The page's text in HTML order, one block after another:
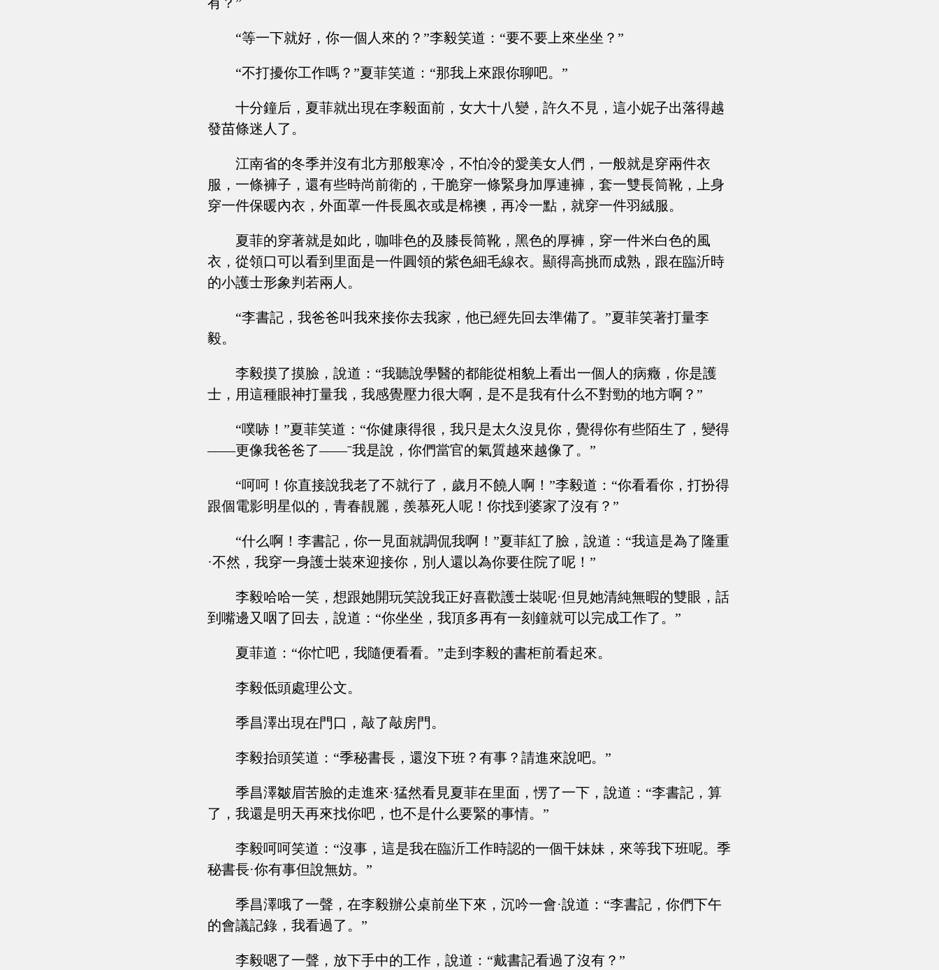
“等一下就好，你一個人來的？”李毅笑道：“要不要上來坐坐？”
“不打擾你工作嗎？”夏菲笑道：“那我上來跟你聊吧。”
十分鐘后，夏菲就出現在李毅面前，女大十八變，許久不見，這小妮子出落得越
發苗條迷人了。
江南省的冬季并沒有北方那般寒冷，不怕冷的愛美女人們，一般就是穿兩件衣
服，一條褲子，還有些時尚前衛的，干脆穿一條緊身加厚連褲，套一雙長筒靴，上身
穿一件保暖內衣，外面罩一件長風衣或是棉襖，再冷一點，就穿一件羽絨服。
夏菲的穿著就是如此，咖啡色的及膝長筒靴，黑色的厚褲，穿一件米白色的風
衣，從領口可以看到里面是一件圓領的紫色細毛線衣。顯得高挑而成熟，跟在臨沂時
的小護士形象判若兩人。
“李書記，我爸爸叫我來接你去我家，他已經先回去準備了。”夏菲笑著打量李
毅。
李毅摸了摸臉，說道：“我聽說學醫的都能從相貌上看出一個人的病癥，你是護
士，用這種眼神打量我，我感覺壓力很大啊，是不是我有什么不對勁的地方啊？”
“噗哧！”夏菲笑道：“你健康得很，我只是太久沒見你，覺得你有些陌生了，變得
——更像我爸爸了——ˉ我是說，你們當官的氣質越來越像了。”
“呵呵！你直接說我老了不就行了，歲月不饒人啊！”李毅道：“你看看你，打扮得
跟個電影明星似的，青春靚麗，羨慕死人呢！你找到婆家了沒有？”
“什么啊！李書記，你一見面就調侃我啊！”夏菲紅了臉，說道：“我這是為了隆重
·不然，我穿一身護士裝來迎接你，別人還以為你要住院了呢！”
李毅哈哈一笑，想跟她開玩笑說我正好喜歡護士裝呢·但見她清純無暇的雙眼，話
到嘴邊又咽了回去，說道：“你坐坐，我頂多再有一刻鐘就可以完成工作了。”
夏菲道：“你忙吧，我隨便看看。”走到李毅的書柜前看起來。
李毅低頭處理公文。
季昌澤出現在門口，敲了敲房門。
李毅抬頭笑道：“季秘書長，還沒下班？有事？請進來說吧。”
季昌澤皺眉苦臉的走進來·猛然看見夏菲在里面，愣了一下，說道：“李書記，算
了，我還是明天再來找你吧，也不是什么要緊的事情。”
李毅呵呵笑道：“沒事，這是我在臨沂工作時認的一個干妹妹，來等我下班呢。季
秘書長·你有事但說無妨。”
季昌澤哦了一聲，在李毅辦公桌前坐下來，沉吟一會·說道：“李書記，你們下午
的會議記錄，我看過了。”
李毅嗯了一聲，放下手中的工作，說道：“戴書記看過了沒有？”